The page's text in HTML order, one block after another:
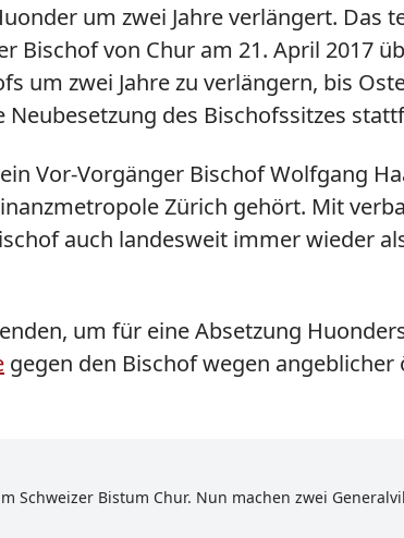
um zwei Jahre verlängert. Das
Bischof von Chur am 21. April 2017
um zwei Jahre zu verlängern, bis
des Bischofssitzes
Vor-Vorgänger Bischof Wolfgang
Zürich gehört. Mit
auch landesweit immer wieder
um für eine Absetzung
gegen den Bischof wegen
Bistum Chur. Nun machen zwei